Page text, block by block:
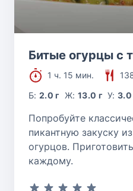
Битые огурцы с
1 ч. 15 мин.
Б:2.0 г Ж: 13.0 г У:3.0
Попробуйте
пикантную закуску
огурцов.
каждому.